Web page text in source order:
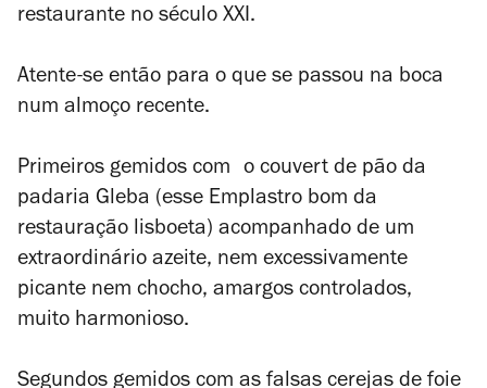
restaurante no século XXI.
Atente-se então para o que se passou na boca
num almoço recente.
Primeiros gemidos com o couvert de pão da
padaria Gleba (esse Emplastro bom da
restauração lisboeta) acompanhado de um
extraordinário azeite, nem excessivamente
picante nem chocho, amargos controlados,
muito harmonioso.
Segundos gemidos com as falsas cerejas de foie